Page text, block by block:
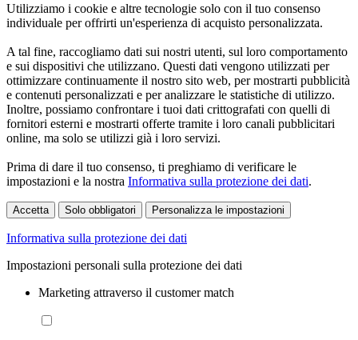
Utilizziamo i cookie e altre tecnologie solo con il tuo consenso
individuale per offrirti un'esperienza di acquisto personalizzata.
A tal fine, raccogliamo dati sui nostri utenti, sul loro comportamento
e sui dispositivi che utilizzano. Questi dati vengono utilizzati per
ottimizzare continuamente il nostro sito web, per mostrarti pubblicità
e contenuti personalizzati e per analizzare le statistiche di utilizzo.
Inoltre, possiamo confrontare i tuoi dati crittografati con quelli di
fornitori esterni e mostrarti offerte tramite i loro canali pubblicitari
online, ma solo se utilizzi già i loro servizi.
Prima di dare il tuo consenso, ti preghiamo di verificare le
impostazioni e la nostra Informativa sulla protezione dei dati.
Accetta Solo obbligatori Personalizza le impostazioni
Informativa sulla protezione dei dati
Impostazioni personali sulla protezione dei dati
Marketing attraverso il customer match